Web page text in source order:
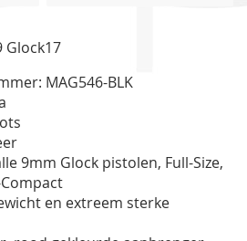
Glock17
MAG546-BLK
9mm Glock pistolen, Full-Size,
en extreem sterke